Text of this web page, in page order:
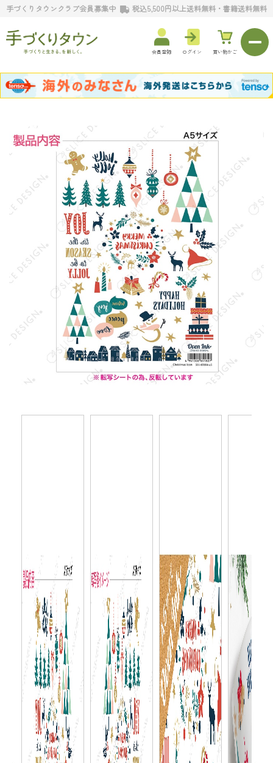
手づくりタウンクラブ会員募集中 税込5,500円以上送料無料・書籍送料無料
会員登録 ログイン 買い物かご